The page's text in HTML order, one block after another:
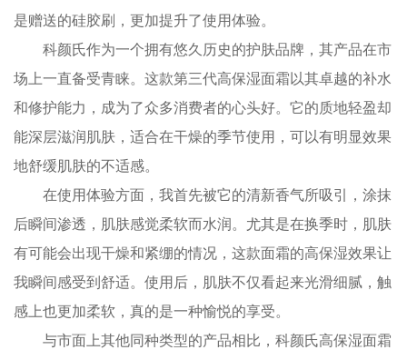
是赠送的硅胶刷，更加提升了使用体验。
科颜氏作为一个拥有悠久历史的护肤品牌，其产品在市
场上一直备受青睐。这款第三代高保湿面霜以其卓越的补水
和修护能力，成为了众多消费者的心头好。它的质地轻盈却
能深层滋润肌肤，适合在干燥的季节使用，可以有明显效果
地舒缓肌肤的不适感。
在使用体验方面，我首先被它的清新香气所吸引，涂抹
后瞬间渗透，肌肤感觉柔软而水润。尤其是在换季时，肌肤
有可能会出现干燥和紧绷的情况，这款面霜的高保湿效果让
我瞬间感受到舒适。使用后，肌肤不仅看起来光滑细腻，触
感上也更加柔软，真的是一种愉悦的享受。
与市面上其他同种类型的产品相比，科颜氏高保湿面霜